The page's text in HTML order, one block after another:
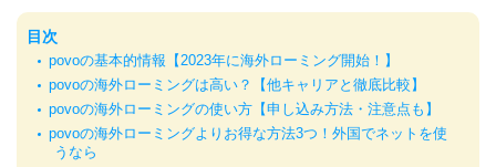
目次
povoの基本的情報【2023年に海外ローミング開始！】
povoの海外ローミングは高い？【他キャリアと徹底比較】
povoの海外ローミングの使い方【申し込み方法・注意点も】
povoの海外ローミングよりお得な方法3つ！外国でネットを使
うなら